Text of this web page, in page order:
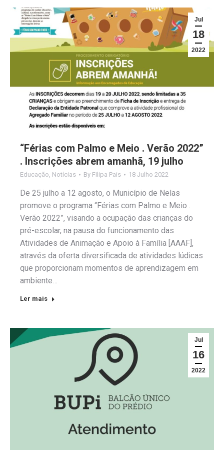
Jul
18
2022
“Férias com Palmo e Meio . Verão 2022”
. Inscrições abrem amanhã, 19 julho
Educação, Notícias By Filipa Pais 18 Julho 2022
De 25 julho a 12 agosto, o Município de Nelas
promove o programa “Férias com Palmo e Meio .
Verão 2022”, visando a ocupação das crianças do
pré-escolar, na pausa do funcionamento das
Atividades de Animação e Apoio à Família [AAAF],
através da oferta diversificada de atividades lúdicas
que proporcionam momentos de aprendizagem em
ambiente…
Ler mais
Jul
16
2022